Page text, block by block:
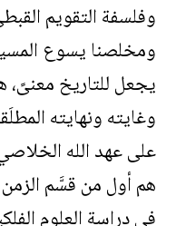
وفلسفة التقويم
ومخلصنا يسوع
يجعل للتاريخ
وغايته ونهايته
على عهد الله
هم أول من قسَّم الزمن